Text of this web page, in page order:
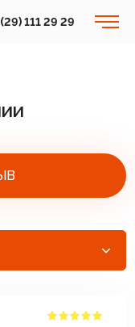
111 29 29